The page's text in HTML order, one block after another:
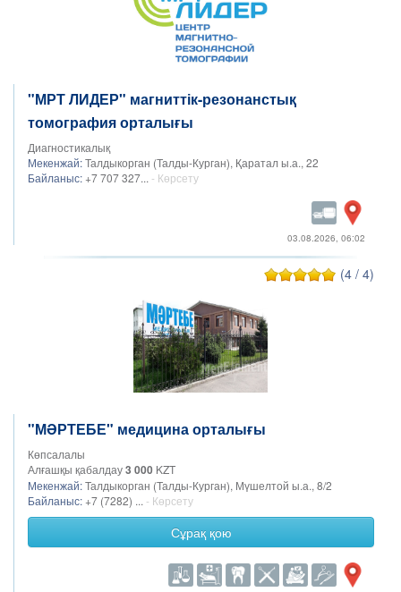
"МРТ ЛИДЕР" магниттік-резонанстық
томография орталығы
Диагностикалық
Мекенжай:Талдыкорган (Талды-Курган), Қаратал ы.а., 22
Байланыс: +7 707 327... - Көрсету
03.08.2026, 06:02
(4 / 4)
"МӘРТЕБЕ" медицина орталығы
Көпсалалы
Алғашқы қабалдау3 000 KZT
Мекенжай:Талдыкорган (Талды-Курган), Мүшелтой ы.а., 8/2
Байланыс: +7 (7282) ... - Көрсету
Сұрақ қою